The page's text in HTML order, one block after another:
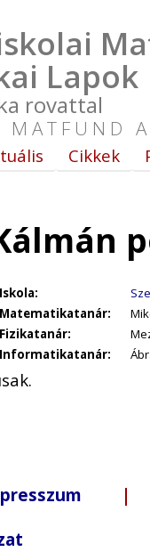
Lapok
rovattal
MATFUND
Cikkek
Iskola:
Matematikatanár:
Fizikatanár:
Informatikatanár:
|